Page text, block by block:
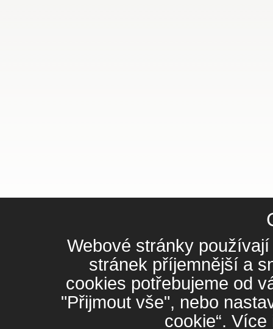
Webové stránky
stránek příjemnější a
cookies potřebujeme od
"Přijmout vše", nebo
cookie“.